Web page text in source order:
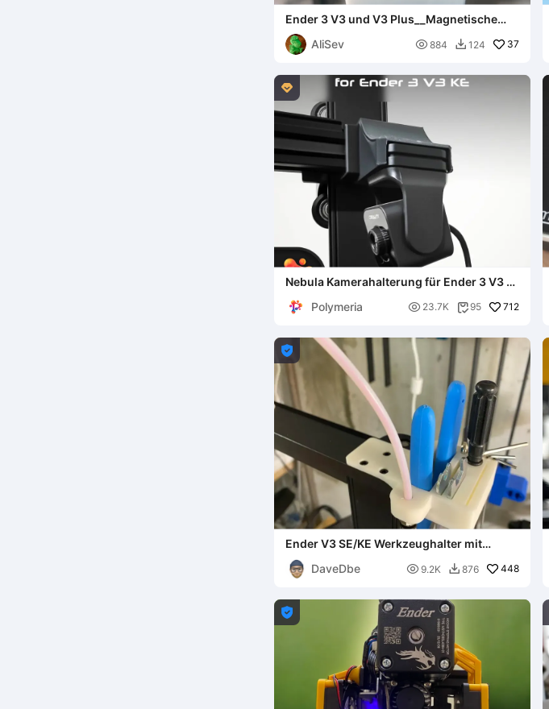
Ender 3 V3 und V3 Plus__Magnetische
Werkzeugkopf-Abdeckung
AliSev
 884  124 37

Nebula Kamerahalterung für Ender 3 V3 (
Polymeria
 23.7K 95 712

Ender V3 SE/KE Werkzeughalter mit
Filamentführung PC4-М10x1.5
DaveDbe
 9.2K  876 448
